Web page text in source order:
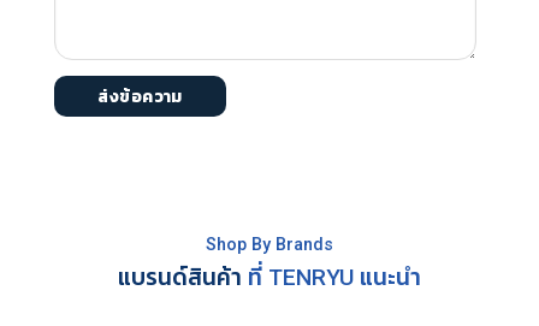
Shop By Brands
แบรนด์สินค้า ที่ TENRYU แนะนำ